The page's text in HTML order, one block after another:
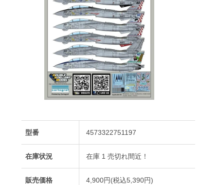
型番 4573322751197
在庫状況 在庫 1 売切れ間近！
販売価格 4,900円(税込5,390円)